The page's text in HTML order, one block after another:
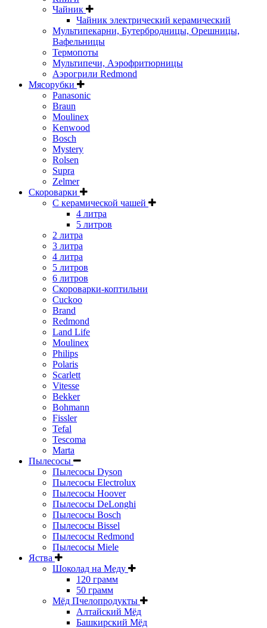
Чайник
Чайник электрический керамический
Мультипекарни, Бутербродницы, Орешницы,
Вафельницы
Термопоты
Мультипечи, Аэрофритюрницы
Аэрогрили Redmond
Мясорубки
Panasonic
Braun
Moulinex
Kenwood
Bosch
Mystery
Rolsen
Supra
Zelmer
Скороварки
С керамической чашей
4 литра
5 литров
2 литра
3 литра
4 литра
5 литров
6 литров
Скороварки-коптильни
Cuckoo
Brand
Redmond
Land Life
Moulinex
Philips
Polaris
Scarlett
Vitesse
Bekker
Bohmann
Fissler
Tefal
Tescoma
Marta
Пылесосы
Пылесосы Dyson
Пылесосы Electrolux
Пылесосы Hoover
Пылесосы DeLonghi
Пылесосы Bosch
Пылесосы Bissel
Пылесосы Redmond
Пылесосы Miele
Яства
Шоколад на Меду
120 грамм
50 грамм
Мёд Пчелопродукты
Алтайский Мёд
Башкирский Мёд